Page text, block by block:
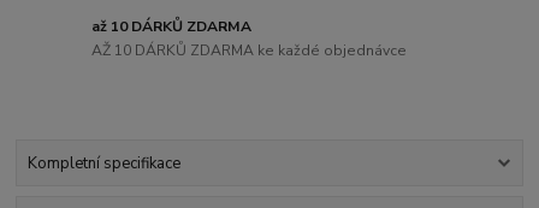
až 10 DÁRKŮ ZDARMA
AŽ 10 DÁRKŮ ZDARMA ke každé objednávce
Kompletní specifikace